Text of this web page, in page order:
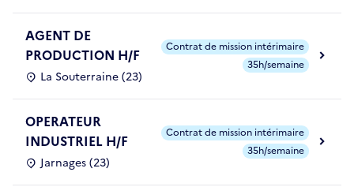
AGENT DE
PRODUCTION H/F
La Souterraine (23)
Contrat de mission intérimaire
35h/semaine
OPERATEUR
INDUSTRIEL H/F
Jarnages (23)
Contrat de mission intérimaire
35h/semaine